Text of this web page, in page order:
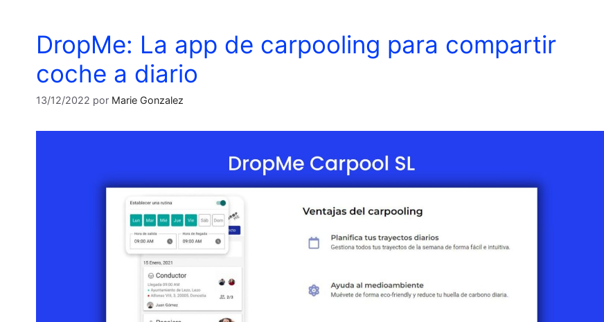
DropMe: La app de carpooling para compartir
coche a diario
13/12/2022 por Marie Gonzalez